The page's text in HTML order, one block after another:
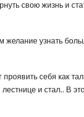
свою жизнь и
узнать
себя как
и стал.. В